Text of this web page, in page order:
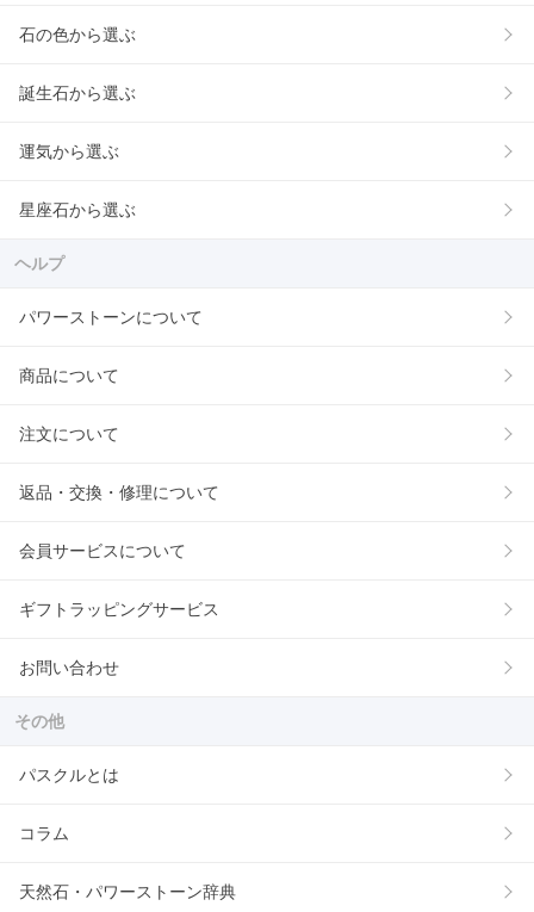
石の色から選ぶ
誕生石から選ぶ
運気から選ぶ
星座石から選ぶ
ヘルプ
パワーストーンについて
商品について
注文について
返品・交換・修理について
会員サービスについて
ギフトラッピングサービス
お問い合わせ
その他
パスクルとは
コラム
天然石・パワーストーン辞典